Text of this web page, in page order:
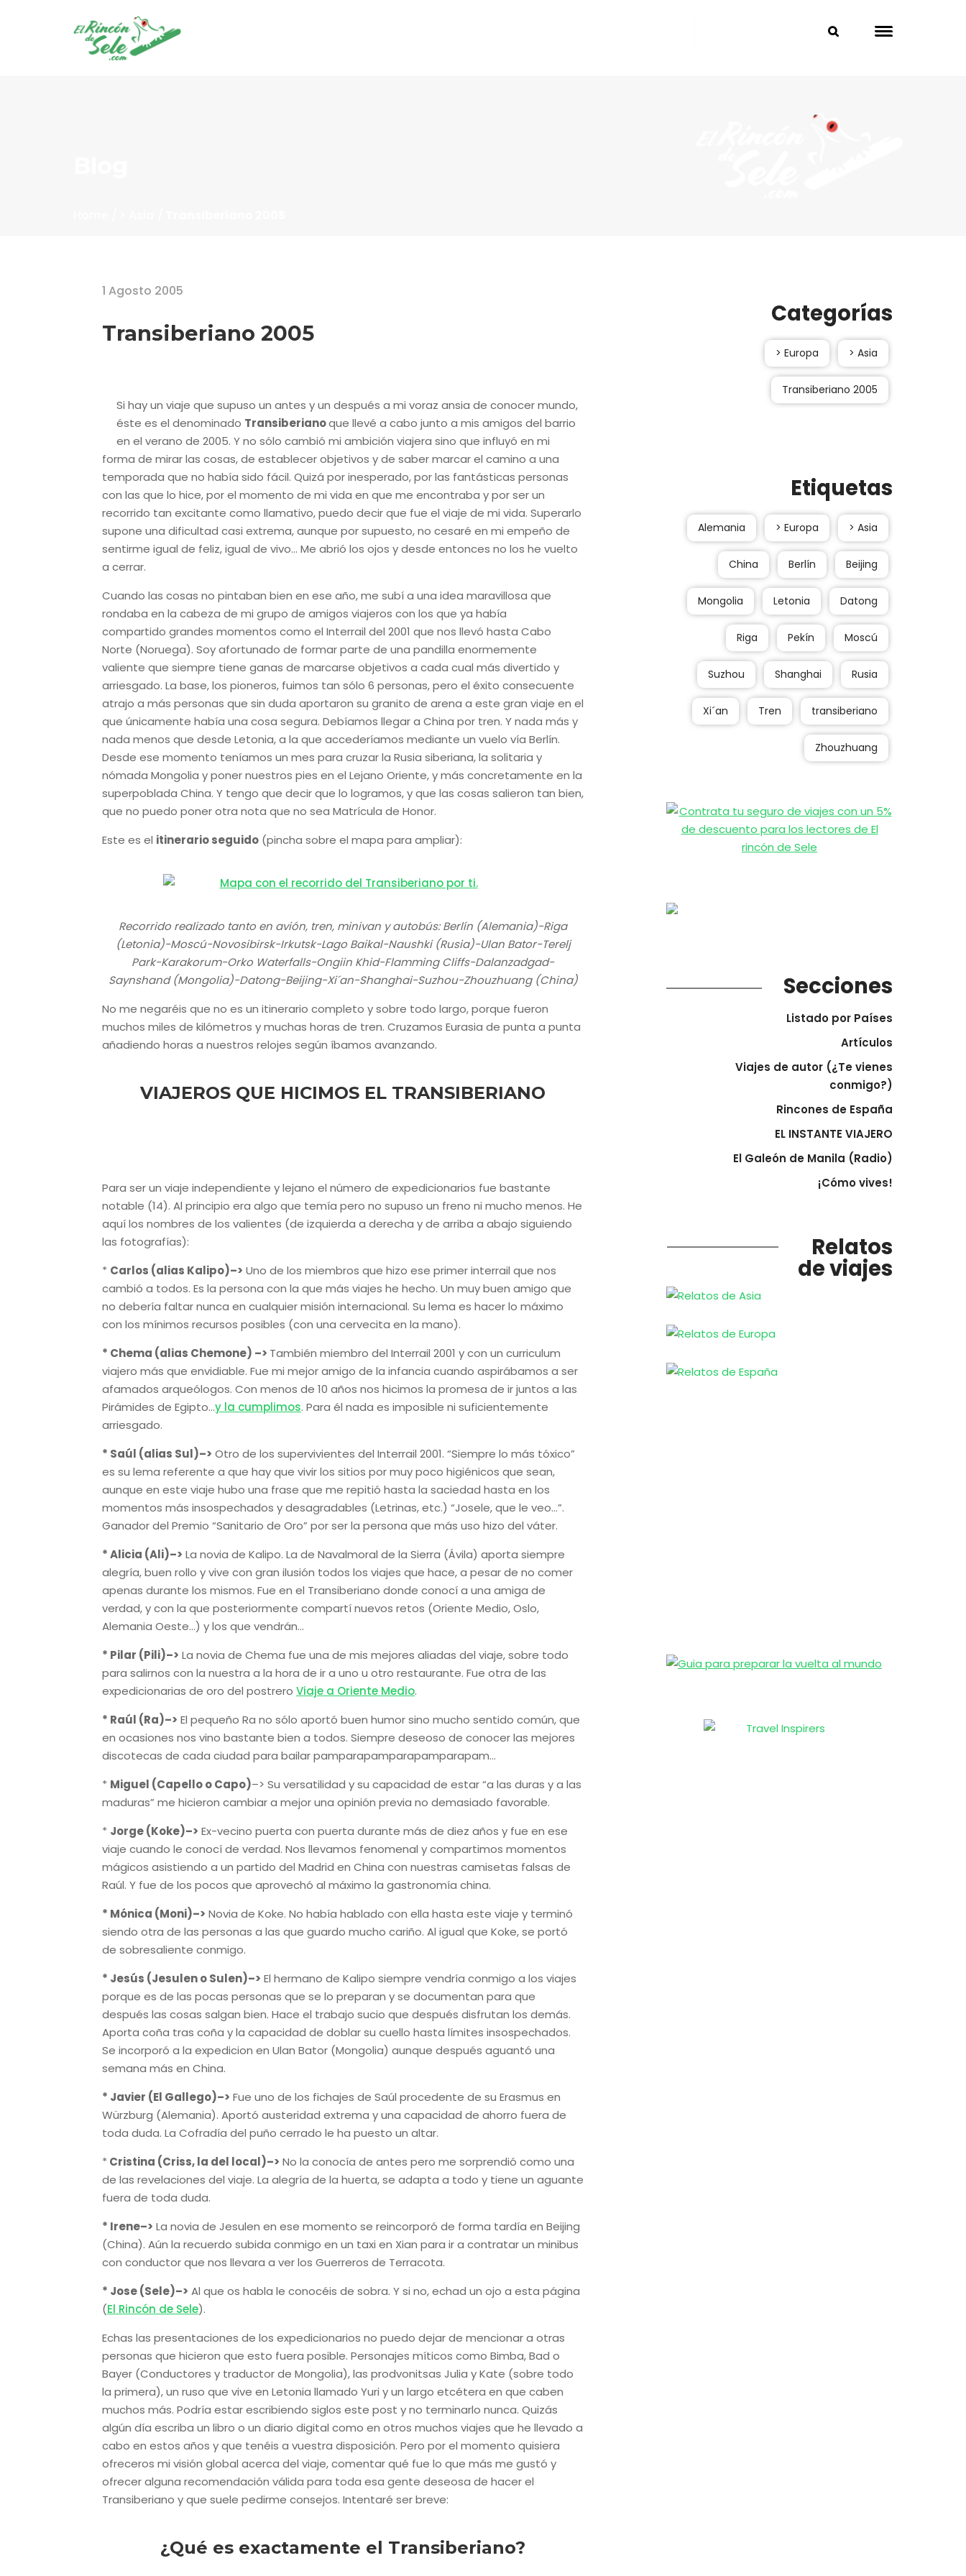
1 Agosto 2005
Transiberiano 2005
Si hay un viaje que supuso un antes y un después a mi voraz ansia de conocer mundo,
éste es el denominado Transiberianoque llevé a cabo junto a mis amigos del barrio
en el verano de 2005. Y no sólo cambió mi ambición viajera sino que influyó en mi
forma de mirar las cosas, de establecer objetivos y de saber marcar el camino a una
temporada que no había sido fácil. Quizá por inesperado, por las fantásticas personas
con las que lo hice, por el momento de mi vida en que me encontraba y por ser un
recorrido tan excitante como llamativo, puedo decir que fue el viaje de mi vida. Superarlo
supone una dificultad casi extrema, aunque por supuesto, no cesaré en mi empeño de
sentirme igual de feliz, igual de vivo… Me abrió los ojos y desde entonces no los he vuelto
a cerrar.
Cuando las cosas no pintaban bien en ese año, me subí a una idea maravillosa que
rondaba en la cabeza de mi grupo de amigos viajeros con los que ya había
compartido grandes momentos como el Interrail del 2001 que nos llevó hasta Cabo
Norte (Noruega). Soy afortunado de formar parte de una pandilla enormemente
valiente que siempre tiene ganas de marcarse objetivos a cada cual más divertido y
arriesgado. La base, los pioneros, fuimos tan sólo 6 personas, pero el éxito consecuente
atrajo a más personas que sin duda aportaron su granito de arena a este gran viaje en el
que únicamente había una cosa segura. Debíamos llegar a China por tren. Y nada más y
nada menos que desde Letonia, a la que accederíamos mediante un vuelo vía Berlín.
Desde ese momento teníamos un mes para cruzar la Rusia siberiana, la solitaria y
nómada Mongolia y poner nuestros pies en el Lejano Oriente, y más concretamente en la
superpoblada China. Y tengo que decir que lo logramos, y que las cosas salieron tan bien,
que no puedo poner otra nota que no sea Matrícula de Honor.
Este es el itinerario seguido (pincha sobre el mapa para ampliar):
Recorrido realizado tanto en avión, tren, minivan y autobús: Berlín (Alemania)-Riga
(Letonia)-Moscú-Novosibirsk-Irkutsk-Lago Baikal-Naushki (Rusia)-Ulan Bator-Terelj
Park-Karakorum-Orko Waterfalls-Ongiin Khid-Flamming Cliffs-Dalanzadgad-
Saynshand (Mongolia)-Datong-Beijing-Xi´an-Shanghai-Suzhou-Zhouzhuang (China)
No me negaréis que no es un itinerario completo y sobre todo largo, porque fueron
muchos miles de kilómetros y muchas horas de tren. Cruzamos Eurasia de punta a punta
añadiendo horas a nuestros relojes según íbamos avanzando.
VIAJEROS QUE HICIMOS EL TRANSIBERIANO
Para ser un viaje independiente y lejano el número de expedicionarios fue bastante
notable (14). Al principio era algo que temía pero no supuso un freno ni mucho menos. He
aquí los nombres de los valientes (de izquierda a derecha y de arriba a abajo siguiendo
las fotografías):
* Carlos (alias Kalipo)–> Uno de los miembros que hizo ese primer interrail que nos
cambió a todos. Es la persona con la que más viajes he hecho. Un muy buen amigo que
no debería faltar nunca en cualquier misión internacional. Su lema es hacer lo máximo
con los mínimos recursos posibles (con una cervecita en la mano).
* Chema (alias Chemone) –> También miembro del Interrail 2001 y con un curriculum
viajero más que envidiable. Fue mi mejor amigo de la infancia cuando aspirábamos a ser
afamados arqueólogos. Con menos de 10 años nos hicimos la promesa de ir juntos a las
Pirámides de Egipto…y la cumplimos. Para él nada es imposible ni suficientemente
arriesgado.
* Saúl (alias Sul)–> Otro de los supervivientes del Interrail 2001. “Siempre lo más tóxico”
es su lema referente a que hay que vivir los sitios por muy poco higiénicos que sean,
aunque en este viaje hubo una frase que me repitió hasta la saciedad hasta en los
momentos más insospechados y desagradables (Letrinas, etc.) “Josele, que le veo…”.
Ganador del Premio “Sanitario de Oro” por ser la persona que más uso hizo del váter.
* Alicia (Ali)–> La novia de Kalipo. La de Navalmoral de la Sierra (Ávila) aporta siempre
alegría, buen rollo y vive con gran ilusión todos los viajes que hace, a pesar de no comer
apenas durante los mismos. Fue en el Transiberiano donde conocí a una amiga de
verdad, y con la que posteriormente compartí nuevos retos (Oriente Medio, Oslo,
Alemania Oeste…) y los que vendrán…
* Pilar (Pili)–> La novia de Chema fue una de mis mejores aliadas del viaje, sobre todo
para salirnos con la nuestra a la hora de ir a uno u otro restaurante. Fue otra de las
expedicionarias de oro del postrero Viaje a Oriente Medio.
* Raúl (Ra)–> El pequeño Ra no sólo aportó buen humor sino mucho sentido común, que
en ocasiones nos vino bastante bien a todos. Siempre deseoso de conocer las mejores
discotecas de cada ciudad para bailar pamparapamparapamparapam…
* Miguel (Capello o Capo)–> Su versatilidad y su capacidad de estar “a las duras y a las
maduras” me hicieron cambiar a mejor una opinión previa no demasiado favorable.
* Jorge (Koke)–> Ex-vecino puerta con puerta durante más de diez años y fue en ese
viaje cuando le conocí de verdad. Nos llevamos fenomenal y compartimos momentos
mágicos asistiendo a un partido del Madrid en China con nuestras camisetas falsas de
Raúl. Y fue de los pocos que aprovechó al máximo la gastronomía china.
* Mónica (Moni)–> Novia de Koke. No había hablado con ella hasta este viaje y terminó
siendo otra de las personas a las que guardo mucho cariño. Al igual que Koke, se portó
de sobresaliente conmigo.
* Jesús (Jesulen o Sulen)–> El hermano de Kalipo siempre vendría conmigo a los viajes
porque es de las pocas personas que se lo preparan y se documentan para que
después las cosas salgan bien. Hace el trabajo sucio que después disfrutan los demás.
Aporta coña tras coña y la capacidad de doblar su cuello hasta límites insospechados.
Se incorporó a la expedicion en Ulan Bator (Mongolia) aunque después aguantó una
semana más en China.
* Javier (El Gallego)–> Fue uno de los fichajes de Saúl procedente de su Erasmus en
Würzburg (Alemania). Aportó austeridad extrema y una capacidad de ahorro fuera de
toda duda. La Cofradía del puño cerrado le ha puesto un altar.
* Cristina (Criss, la del local)–> No la conocía de antes pero me sorprendió como una
de las revelaciones del viaje. La alegría de la huerta, se adapta a todo y tiene un aguante
fuera de toda duda.
* Irene–> La novia de Jesulen en ese momento se reincorporó de forma tardía en Beijing
(China). Aún la recuerdo subida conmigo en un taxi en Xian para ir a contratar un minibus
con conductor que nos llevara a ver los Guerreros de Terracota.
* Jose (Sele)–> Al que os habla le conocéis de sobra. Y si no, echad un ojo a esta página
(El Rincón de Sele).
Echas las presentaciones de los expedicionarios no puedo dejar de mencionar a otras
personas que hicieron que esto fuera posible. Personajes míticos como Bimba, Bad o
Bayer (Conductores y traductor de Mongolia), las prodvonitsas Julia y Kate (sobre todo
la primera), un ruso que vive en Letonia llamado Yuri y un largo etcétera en que caben
muchos más. Podría estar escribiendo siglos este post y no terminarlo nunca. Quizás
algún día escriba un libro o un diario digital como en otros muchos viajes que he llevado a
cabo en estos años y que tenéis a vuestra disposición. Pero por el momento quisiera
ofreceros mi visión global acerca del viaje, comentar qué fue lo que más me gustó y
ofrecer alguna recomendación válida para toda esa gente deseosa de hacer el
Transiberiano y que suele pedirme consejos. Intentaré ser breve:
¿Qué es exactamente el Transiberiano?
Categorías
> Asia
> Europa
Transiberiano 2005
Etiquetas
> Asia
> Europa
Alemania
Beijing
Berlín
China
Datong
Letonia
Mongolia
Moscú
Pekín
Riga
Rusia
Shanghai
Suzhou
transiberiano
Tren
Xi´an
Zhouzhuang
Secciones
Listado por Países
Artículos
Viajes de autor (¿Te vienes
conmigo?)
Rincones de España
EL INSTANTE VIAJERO
El Galeón de Manila (Radio)
¡Cómo vives!
Relatos
de viajes